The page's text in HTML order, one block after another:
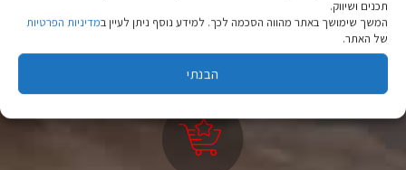
תכנים ושיווק.
המשך שימושך באתר מהווה הסכמה לכך. למידע נוסף ניתן לעיין במדיניות הפרטיות
של האתר.
הבנתי
זה
יש
מספר
סוגים.
לבחור
האפשרויות
יש
סוגים.
לבחור
האפשרויות
בעמוד
המוצר